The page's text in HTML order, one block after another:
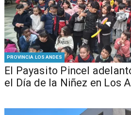
PROVINCIA LOS ANDES
El Payasito Pincel
el Día de la Niñez en Los